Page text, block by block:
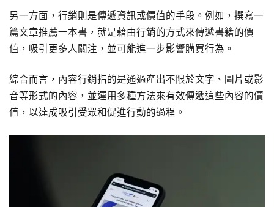
另一方面，行銷則是傳遞資訊或價值的手段。例如，撰寫一
篇文章推薦一本書，就是藉由行銷的方式來傳遞書籍的價
值，吸引更多人關注，並可能進一步影響購買行為。
綜合而言，內容行銷指的是通過產出不限於文字、圖片或影
音等形式的內容，並運用多種方法來有效傳遞這些內容的價
值，以達成吸引受眾和促進行動的過程。